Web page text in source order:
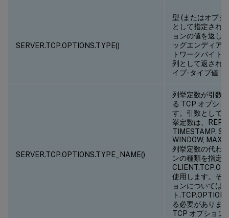
SERVER.TCP.OPTIONS.TYPE()
型 (またはオプシ
として指定され
ョンの値を返し
ッグエンディア
トワークバイト
列として返され
イプ-タイプ値
SERVER.TCP.OPTIONS.TYPE_NAME()
列挙定数が引数
る TCP オプシ
す。引数として
挙定数は、
TIMESTAMP,
WINDOW,
列挙定数の代わ
ンの種類を指定
使用します。そ
ョンについては
ト
る必要がありま
TCP オプション